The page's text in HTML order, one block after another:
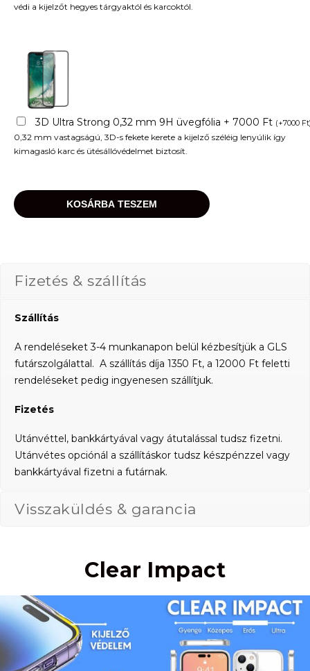
védi a kijelzőt hegyes tárgyaktól és karcoktól.
3D Ultra Strong 0,32 mm 9H üvegfólia + 7000 Ft (+7000 Ft
0,32 mm vastagságú, 3D-s fekete kerete a kijelző széléig lenyúlik így
kimagasló karc és ütésállóvédelmet biztosít.
KOSÁRBA TESZEM
Fizetés & szállítás
Szállítás
A rendeléseket 3-4 munkanapon belül kézbesítjük a GLS
futárszolgálattal. A szállítás díja 1350 Ft, a 12000 Ft feletti
rendeléseket pedig ingyenesen szállítjuk.
Fizetés
Utánvéttel, bankkártyával vagy átutalással tudsz fizetni.
Utánvétes opciónál a szállításkor tudsz készpénzzel vagy
bankkártyával fizetni a futárnak.
Visszaküldés & garancia
Clear Impact